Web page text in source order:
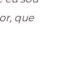
que